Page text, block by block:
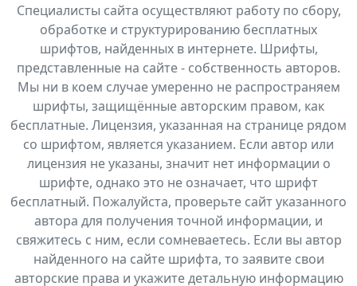
Специалисты сайта осуществляют работу по сбору,
обработке и структурированию бесплатных
шрифтов, найденных в интернете. Шрифты,
представленные на сайте - собственность авторов.
Мы ни в коем случае умеренно не распространяем
шрифты, защищённые авторским правом, как
бесплатные. Лицензия, указанная на странице рядом
со шрифтом, является указанием. Если автор или
лицензия не указаны, значит нет информации о
шрифте, однако это не означает, что шрифт
бесплатный. Пожалуйста, проверьте сайт указанного
автора для получения точной информации, и
свяжитесь с ним, если сомневаетесь. Если вы автор
найденного на сайте шрифта, то заявите свои
авторские права и укажите детальную информацию